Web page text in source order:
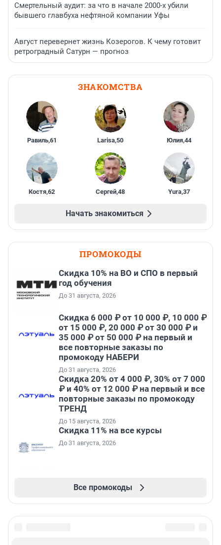
Смертельный аудит: за что в начале 2000-х убили
бывшего главбуха нефтяной компании Уфы
Август перевернет жизнь Козерогов. К чему готовит
ретроградный Сатурн — прогноз
ЗНАКОМСТВА
Равиль,61 Larisa,50 Юлия,44
Костя,62 Сергей,48 Yura,37
Начать знакомиться
ПРОМОКОДЫ
Скидка 10% на ВО и СПО в первый
год обучения
До 31 августа, 2026
Скидка 6 000 ₽ от 10 000 ₽, 10 000 ₽
от 15 000 ₽, 20 000 ₽ от 30 000 ₽ и
35 000 ₽ от 50 000 ₽ на первый и
все повторные заказы по
промокоду НАБЕРИ
До 31 августа, 2026
Скидка 20% от 4 000 ₽, 30% от 7 000
₽ и 40% от 12 000 ₽ на первый и все
повторные заказы по промокоду
ТРЕНД
До 15 августа, 2026
Скидка 11% на все курсы
До 31 августа, 2026
Все промокоды